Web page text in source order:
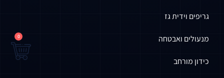
גריפים וידית גז
מנעולים ואבטחה
כידון מורחב
0